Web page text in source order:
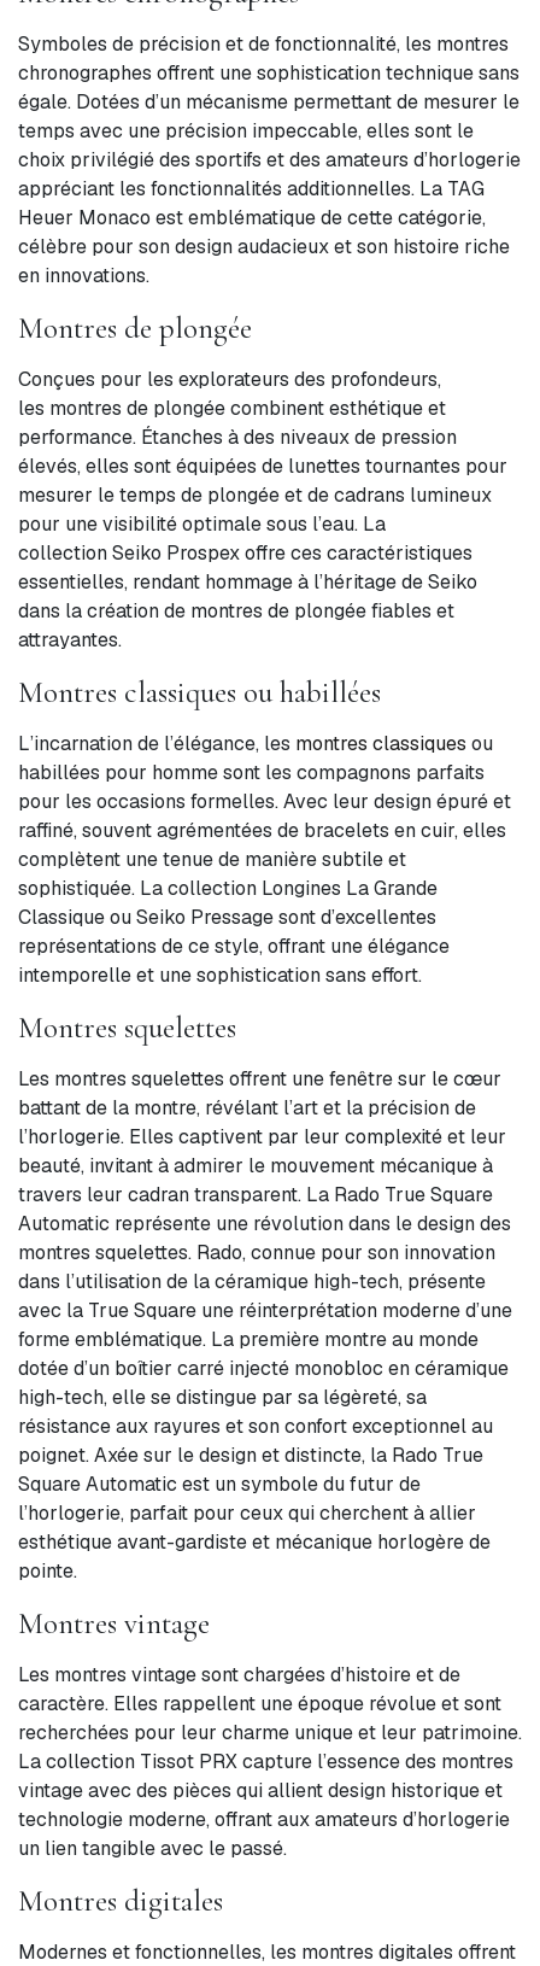
Symboles de précision et de fonctionnalité, les montres
chronographes offrent une sophistication technique sans
égale. Dotées d’un mécanisme permettant de mesurer le
temps avec une précision impeccable, elles sont le
choix privilégié des sportifs et des amateurs d’horlogerie
appréciant les fonctionnalités additionnelles. La TAG
Heuer Monaco est emblématique de cette catégorie,
célèbre pour son design audacieux et son histoire riche
en innovations.
Montres de plongée
Conçues pour les explorateurs des profondeurs,
les montres de plongée combinent esthétique et
performance. Étanches à des niveaux de pression
élevés, elles sont équipées de lunettes tournantes pour
mesurer le temps de plongée et de cadrans lumineux
pour une visibilité optimale sous l’eau. La
collection Seiko Prospex offre ces caractéristiques
essentielles, rendant hommage à l’héritage de Seiko
dans la création de montres de plongée fiables et
attrayantes.
Montres classiques ou habillées
L’incarnation de l’élégance, les montres classiques ou
habillées pour homme sont les compagnons parfaits
pour les occasions formelles. Avec leur design épuré et
raffiné, souvent agrémentées de bracelets en cuir, elles
complètent une tenue de manière subtile et
sophistiquée. La collection Longines La Grande
Classique ou Seiko Pressage sont d’excellentes
représentations de ce style, offrant une élégance
intemporelle et une sophistication sans effort.
Montres squelettes
Les montres squelettes offrent une fenêtre sur le cœur
battant de la montre, révélant l’art et la précision de
l’horlogerie. Elles captivent par leur complexité et leur
beauté, invitant à admirer le mouvement mécanique à
travers leur cadran transparent. La Rado True Square
Automatic représente une révolution dans le design des
montres squelettes. Rado, connue pour son innovation
dans l’utilisation de la céramique high-tech, présente
avec la True Square une réinterprétation moderne d’une
forme emblématique. La première montre au monde
dotée d’un boîtier carré injecté monobloc en céramique
high-tech, elle se distingue par sa légèreté, sa
résistance aux rayures et son confort exceptionnel au
poignet. Axée sur le design et distincte, la Rado True
Square Automatic est un symbole du futur de
l’horlogerie, parfait pour ceux qui cherchent à allier
esthétique avant-gardiste et mécanique horlogère de
pointe.
Montres vintage
Les montres vintage sont chargées d’histoire et de
caractère. Elles rappellent une époque révolue et sont
recherchées pour leur charme unique et leur patrimoine.
La collection Tissot PRX capture l’essence des montres
vintage avec des pièces qui allient design historique et
technologie moderne, offrant aux amateurs d’horlogerie
un lien tangible avec le passé.
Montres digitales
Modernes et fonctionnelles, les montres digitales offrent